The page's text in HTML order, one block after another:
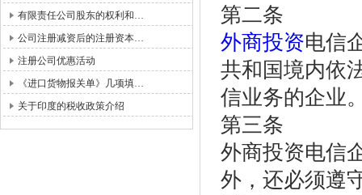
有限责任公司股东的权利和…
公司注册减资后的注册资本…
注册公司优惠活动
《进口货物报关单》几项填…
关于印度的税收政策介绍
第二条
外商投资电信
共和国境内依
信业务的企业
第三条
外商投资电信
外，还必须遵